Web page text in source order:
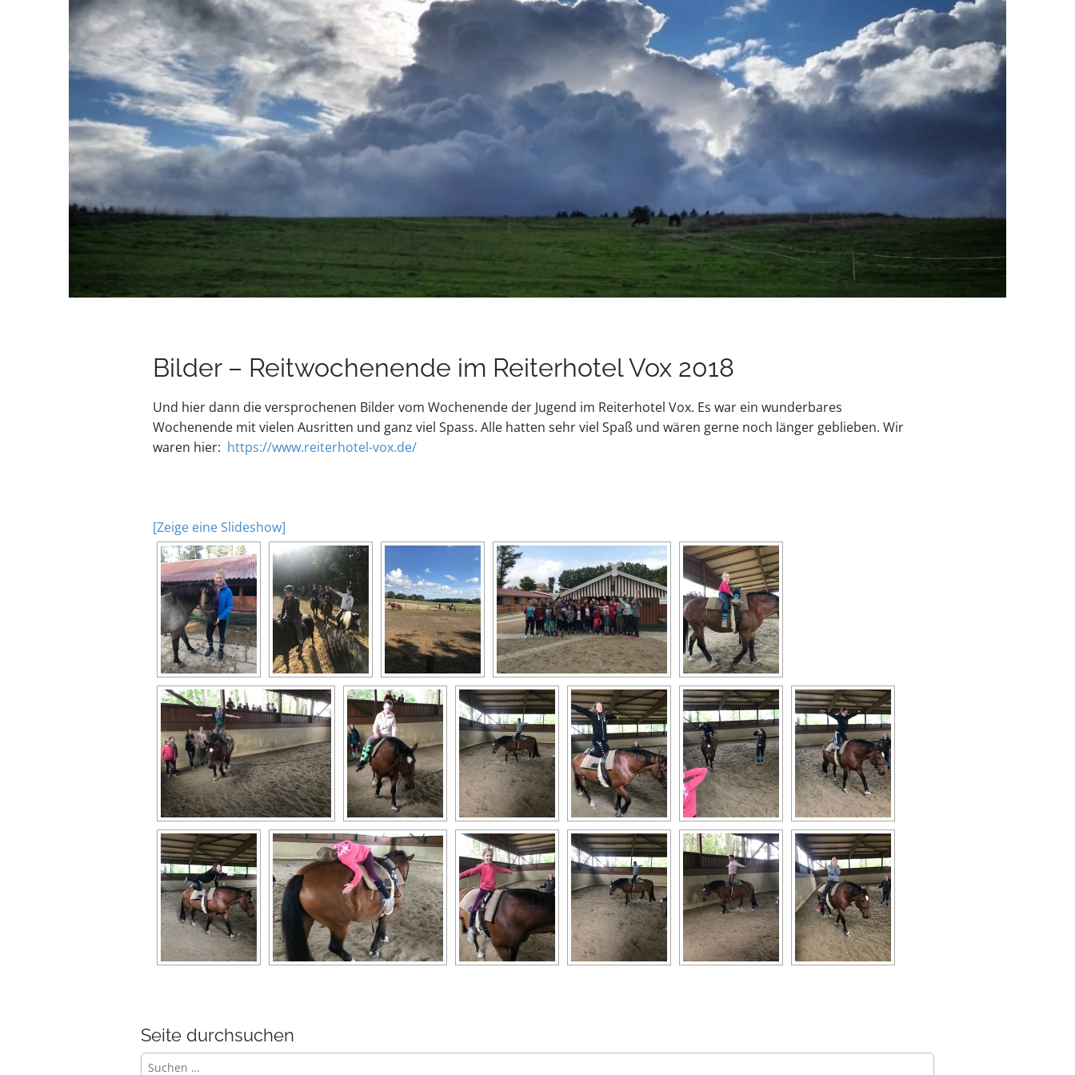
Bilder – Reitwochenende im Reiterhotel Vox 2018
Und hier dann die versprochenen Bilder vom Wochenende der Jugend im Reiterhotel Vox. Es war ein wunderbares
Wochenende mit vielen Ausritten und ganz viel Spass. Alle hatten sehr viel Spaß und wären gerne noch länger geblieben. Wir
waren hier: https://www.reiterhotel-vox.de/
[Zeige eine Slideshow]
Seite durchsuchen
Suchen